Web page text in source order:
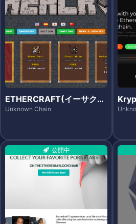
ETHERCRAFT(イーサクラ
フト)
Unknown Chain
ー)
公開中